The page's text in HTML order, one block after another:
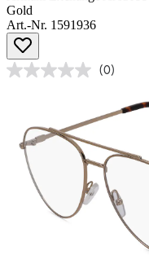
Gold
Art.-Nr. 1591936
(0)